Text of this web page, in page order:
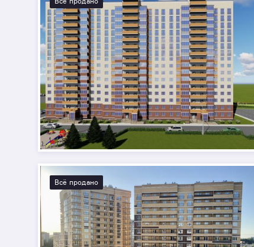
Всё продано